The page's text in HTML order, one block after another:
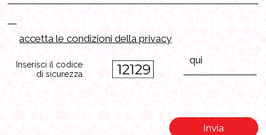
accetta le condizioni della privacy
Inserisci il codice
di sicurezza
Invia